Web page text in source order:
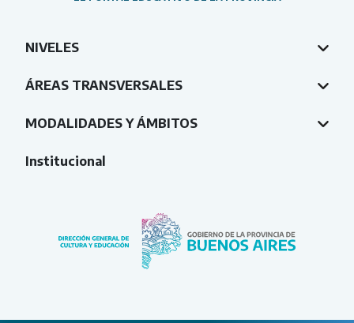
NIVELES
ÁREAS TRANSVERSALES
MODALIDADES Y ÁMBITOS
Institucional